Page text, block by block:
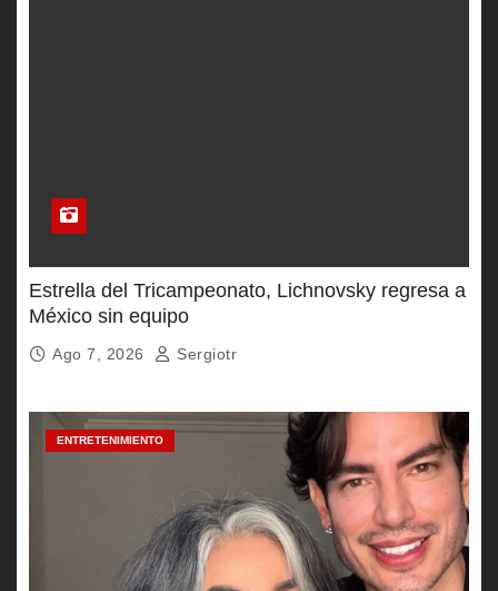
Estrella del Tricampeonato, Lichnovsky regresa a
México sin equipo
Ago 7, 2026 Sergiotr
ENTRETENIMIENTO